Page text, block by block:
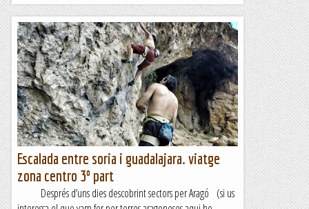
Escalada entre soria i guadalajara. viatge
zona centro 3º part
Després d’uns dies descobrint sectors per Aragó (si us